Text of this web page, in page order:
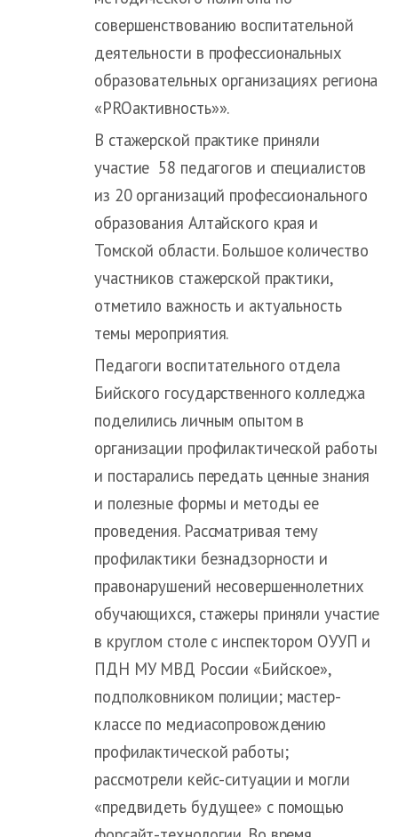
совершенствованию воспитательной
деятельности в профессиональных
образовательных организациях региона
«PROактивность»».
В стажерской практике приняли
участие 58 педагогов и специалистов
из 20 организаций профессионального
образования Алтайского края и
Томской области. Большое количество
участников стажерской практики,
отметило важность и актуальность
темы мероприятия.
Педагоги воспитательного отдела
Бийского государственного колледжа
поделились личным опытом в
организации профилактической работы
и постарались передать ценные знания
и полезные формы и методы ее
проведения. Рассматривая тему
профилактики безнадзорности и
правонарушений несовершеннолетних
обучающихся, стажеры приняли участие
в круглом столе с инспектором ОУУП и
ПДН МУ МВД России «Бийское»,
подполковником полиции; мастер-
классе по медиасопровождению
профилактической работы;
рассмотрели кейс-ситуации и могли
«предвидеть будущее» с помощью